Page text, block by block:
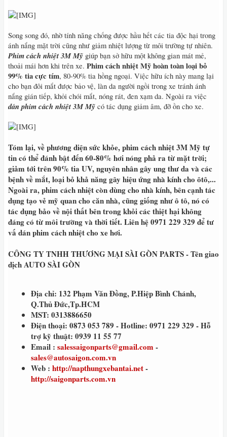
Song song đó, nhờ tính năng chống được hầu hết các tia độc hại trong
ánh nắng mặt trời cũng như giảm nhiệt lượng từ môi trường tự nhiên.
Phim cách nhiệt 3M Mỹ giúp bạn sở hữu một không gian mát mẻ,
thoải mái hơn khi trên xe. Phim cách nhiệt Mỹ hoàn toàn loại bỏ
99% tia cực tím, 80-90% tia hồng ngoại. Việc hữu ích này mang lại
cho bạn đôi mắt được bảo vệ, làn da người ngồi trong xe tránh ánh
nắng gián tiếp, khỏi chói mắt, nóng rát, đen xạm da. Ngoài ra việc
dán phim cách nhiệt 3M Mỹ có tác dụng giảm âm, đỡ ồn cho xe.
Tóm lại, về phương diện sức khỏe,phim cách nhiệt 3M Mỹ tự
tin có thể đánh bật đến 60-80% hơi nóng phả ra từ mặt trời;
giảm tới trên 90% tia UV, nguyên nhân gây ung thư da và các
bệnh về mắt, loại bỏ khả năng gây hiệu ứng nhà kính cho ôtô,...
Ngoài ra, phim cách nhiệt còn dùng cho nhà kính, bên cạnh tác
dụng tạo vẻ mỹ quan cho căn nhà, cũng giống như ô tô, nó có
tác dụng bảo về nội thất bên trong khỏi các thiệt hại không
đáng có từ môi trường và thời tiết. Liên hệ 0971 229 329 để tư
vấ dán phim cách nhiệt cho xe hơi.
CÔNG TY TNHH THƯƠNG MẠI SÀI GÒN PARTS - Tên giao
dịch AUTO SÀI GÒN
Địa chỉ: 132 Phạm Văn Đồng, P.Hiệp Bình Chánh,
Q.Thủ Đức,Tp.HCM
MST: 0313886650
Điện thoại: 0873 053 789 - Hotline: 0971 229 329 - Hỗ
trợ kỹ thuật: 0939 11 55 77
Email : salessaigonparts@gmail.com -
sales@autosaigon.com.vn
Web : http://napthungxebantai.net-
http://saigonparts.com.vn